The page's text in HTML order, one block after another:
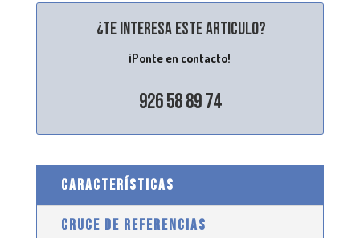
¿Te interesa este articulo?
¡Ponte en contacto!
926 58 89 74
CARACTERÍSTICAS
CRUCE DE REFERENCIAS